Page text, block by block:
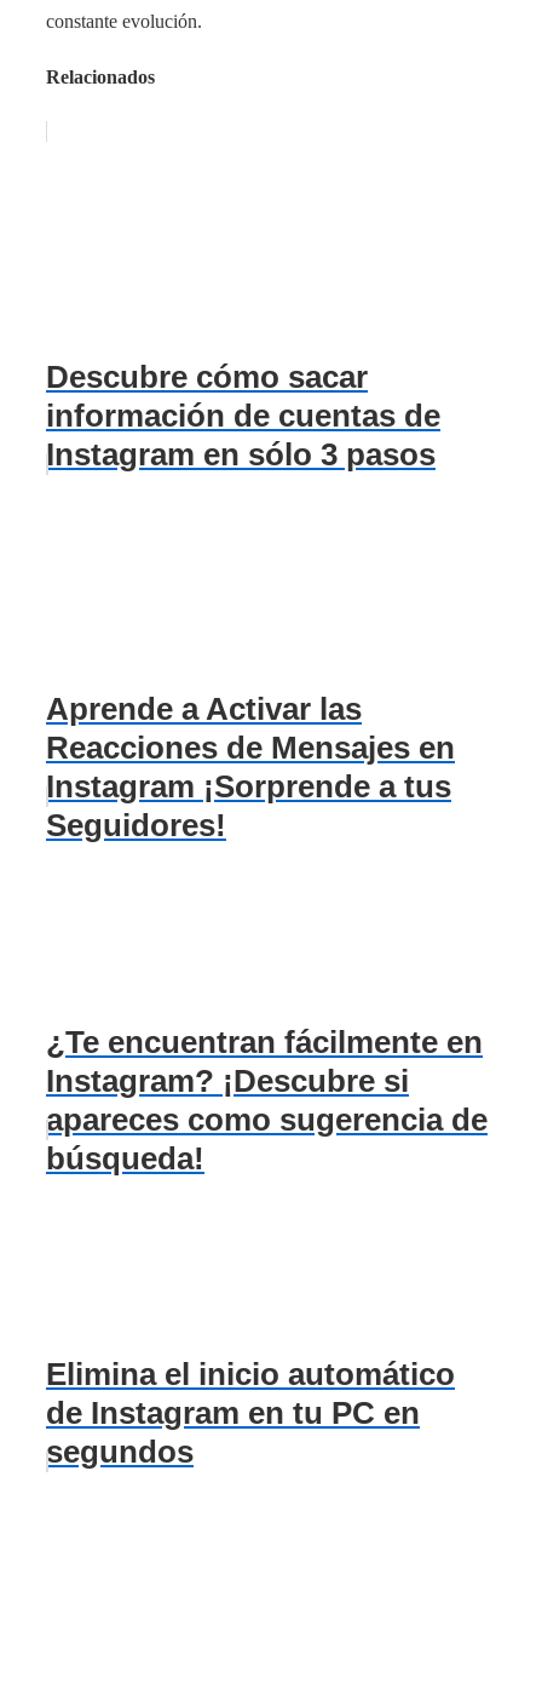
constante evolución.
Relacionados
Descubre cómo sacar
información de cuentas de
Instagram en sólo 3 pasos
Aprende a Activar las
Reacciones de Mensajes en
Instagram ¡Sorprende a tus
Seguidores!
¿Te encuentran fácilmente en
Instagram? ¡Descubre si
apareces como sugerencia de
búsqueda!
Elimina el inicio automático
de Instagram en tu PC en
segundos